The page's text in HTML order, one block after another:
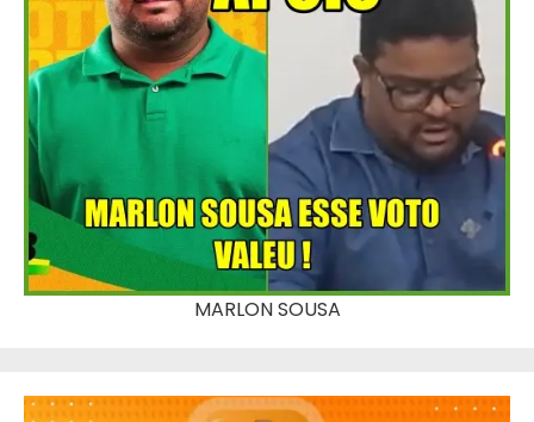
MARLON SOUSA